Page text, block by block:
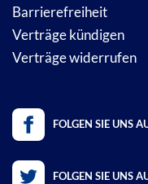
Barrierefreiheit
Verträge kündigen
Verträge widerrufen
FOLGEN SIE UNS
FOLGEN SIE UNS